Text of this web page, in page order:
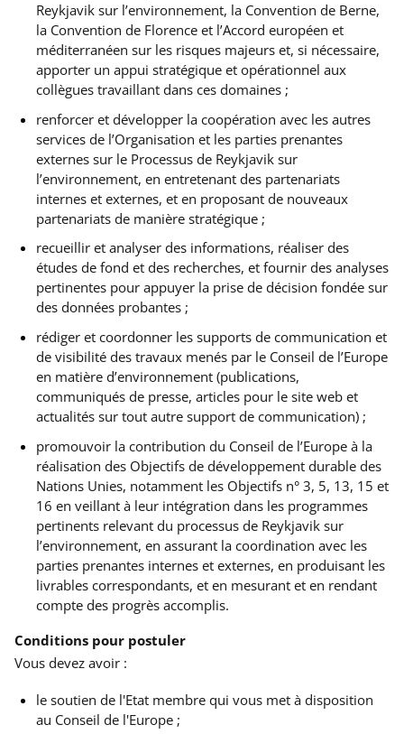
Reykjavik sur l’environnement, la Convention de Berne,
la Convention de Florence et l’Accord européen et
méditerranéen sur les risques majeurs et, si nécessaire,
apporter un appui stratégique et opérationnel aux
collègues travaillant dans ces domaines ;
renforcer et développer la coopération avec les autres
services de l’Organisation et les parties prenantes
externes sur le Processus de Reykjavik sur
l’environnement, en entretenant des partenariats
internes et externes, et en proposant de nouveaux
partenariats de manière stratégique ;
recueillir et analyser des informations, réaliser des
études de fond et des recherches, et fournir des analyses
pertinentes pour appuyer la prise de décision fondée sur
des données probantes ;
rédiger et coordonner les supports de communication et
de visibilité des travaux menés par le Conseil de l’Europe
en matière d’environnement (publications,
communiqués de presse, articles pour le site web et
actualités sur tout autre support de communication) ;
promouvoir la contribution du Conseil de l’Europe à la
réalisation des Objectifs de développement durable des
Nations Unies, notamment les Objectifs n° 3, 5, 13, 15 et
16 en veillant à leur intégration dans les programmes
pertinents relevant du processus de Reykjavik sur
l’environnement, en assurant la coordination avec les
parties prenantes internes et externes, en produisant les
livrables correspondants, et en mesurant et en rendant
compte des progrès accomplis.
Conditions pour postuler
Vous devez avoir :
le soutien de l'Etat membre qui vous met à disposition
au Conseil de l'Europe ;